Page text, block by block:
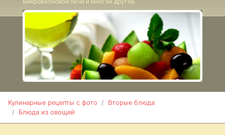
Кулинарные рецепты с фото
Вторые блюда
Блюда из овощей
Кабачки в
помидорах
Кабачок
фаршированный
грибами
Капуста
тушенная с
яблоками и
изюмом